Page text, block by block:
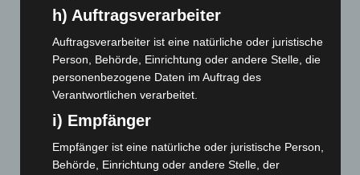
Langenhagen und Ortsteile
Menschen
Über uns
h) Auftragsverarbeiter
Auftragsverarbeiter ist eine natürliche oder juristische
Person, Behörde, Einrichtung oder andere Stelle, die
personenbezogene Daten im Auftrag des
Verantwortlichen verarbeitet.
i) Empfänger
Empfänger ist eine natürliche oder juristische Person,
Behörde, Einrichtung oder andere Stelle, der